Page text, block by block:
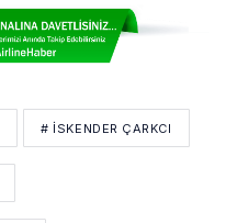
# İSKENDER ÇARKCI